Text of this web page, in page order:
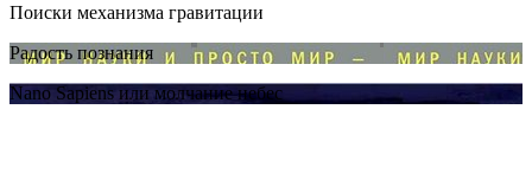
Поиски механизма гравитации
Радость познания
Nano Sapiens или молчание небес